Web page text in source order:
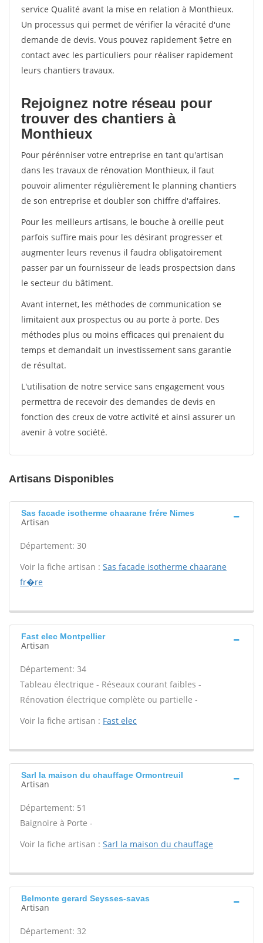
service Qualité avant la mise en relation à Monthieux.
Un processus qui permet de vérifier la véracité d'une
demande de devis. Vous pouvez rapidement $etre en
contact avec les particuliers pour réaliser rapidement
leurs chantiers travaux.
Rejoignez notre réseau pour
trouver des chantiers à
Monthieux
Pour pérénniser votre entreprise en tant qu'artisan
dans les travaux de rénovation Monthieux, il faut
pouvoir alimenter régulièrement le planning chantiers
de son entreprise et doubler son chiffre d'affaires.
Pour les meilleurs artisans, le bouche à oreille peut
parfois suffire mais pour les désirant progresser et
augmenter leurs revenus il faudra obligatoirement
passer par un fournisseur de leads prospectsion dans
le secteur du bâtiment.
Avant internet, les méthodes de communication se
limitaient aux prospectus ou au porte à porte. Des
méthodes plus ou moins efficaces qui prenaient du
temps et demandait un investissement sans garantie
de résultat.
L'utilisation de notre service sans engagement vous
permettra de recevoir des demandes de devis en
fonction des creux de votre activité et ainsi assurer un
avenir à votre société.
Artisans Disponibles
Sas facade isotherme chaarane frére Nimes
Artisan
Département: 30
Voir la fiche artisan : Sas facade isotherme chaarane
fr�re
Fast elec Montpellier
Artisan
Département: 34
Tableau électrique - Réseaux courant faibles -
Rénovation électrique complète ou partielle -
Voir la fiche artisan : Fast elec
Sarl la maison du chauffage Ormontreuil
Artisan
Département: 51
Baignoire à Porte -
Voir la fiche artisan : Sarl la maison du chauffage
Belmonte gerard Seysses-savas
Artisan
Département: 32